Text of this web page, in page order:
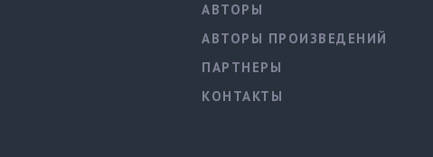
АВТОРЫ
АВТОРЫ ПРОИЗВЕДЕНИЙ
ПАРТНЕРЫ
КОНТАКТЫ